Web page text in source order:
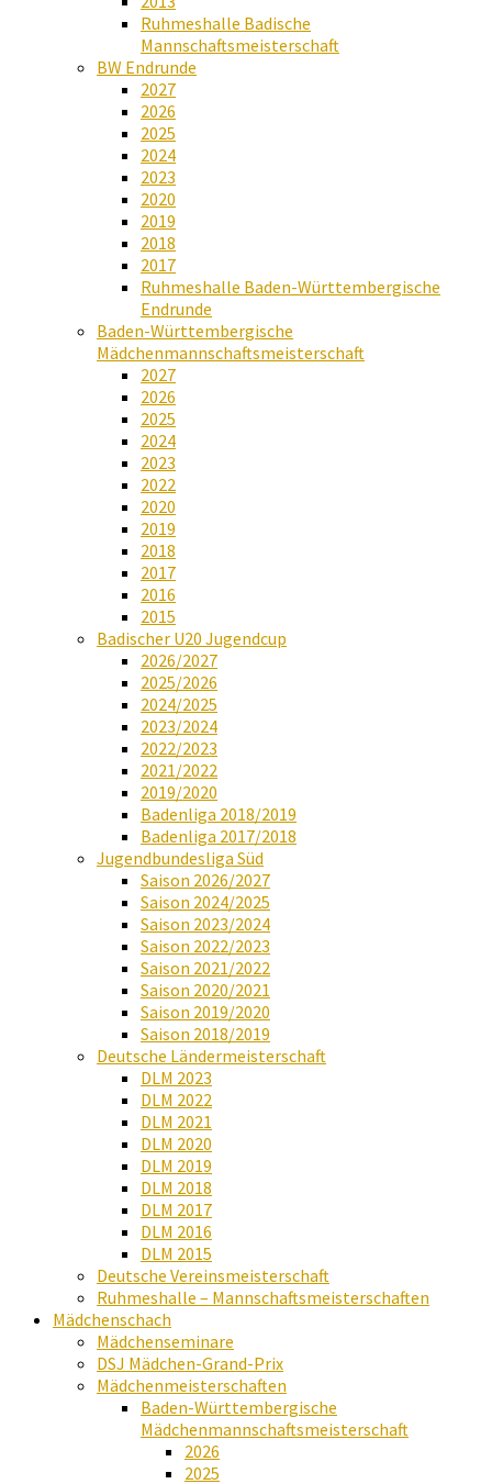
Ruhmeshalle Badische
Mannschaftsmeisterschaft
BW Endrunde
2027
2026
2025
2024
2023
2020
2019
2018
2017
Ruhmeshalle Baden-Württembergische
Endrunde
Baden-Württembergische
Mädchenmannschaftsmeisterschaft
2027
2026
2025
2024
2023
2022
2020
2019
2018
2017
2016
2015
Badischer U20 Jugendcup
2026/2027
2025/2026
2024/2025
2023/2024
2022/2023
2021/2022
2019/2020
Badenliga 2018/2019
Badenliga 2017/2018
Jugendbundesliga Süd
Saison 2026/2027
Saison 2024/2025
Saison 2023/2024
Saison 2022/2023
Saison 2021/2022
Saison 2020/2021
Saison 2019/2020
Saison 2018/2019
Deutsche Ländermeisterschaft
DLM 2023
DLM 2022
DLM 2021
DLM 2020
DLM 2019
DLM 2018
DLM 2017
DLM 2016
DLM 2015
Deutsche Vereinsmeisterschaft
Ruhmeshalle – Mannschaftsmeisterschaften
Mädchenschach
Mädchenseminare
DSJ Mädchen-Grand-Prix
Mädchenmeisterschaften
Baden-Württembergische
Mädchenmannschaftsmeisterschaft
2026
2025